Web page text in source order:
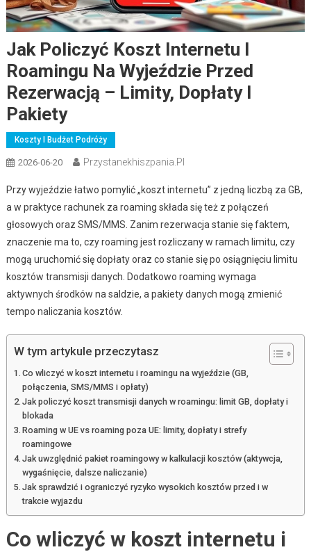
Jak Policzyć Koszt Internetu I
Roamingu Na Wyjeździe Przed
Rezerwacją – Limity, Dopłaty I
Pakiety
Koszty I Budżet Podróży
2026-06-20 Przystanekhiszpania.pl
Przy wyjeździe łatwo pomylić „koszt internetu” z jedną liczbą za GB,
a w praktyce rachunek za roaming składa się też z połączeń
głosowych oraz SMS/MMS. Zanim rezerwacja stanie się faktem,
znaczenie ma to, czy roaming jest rozliczany w ramach limitu, czy
mogą uruchomić się dopłaty oraz co stanie się po osiągnięciu limitu
kosztów transmisji danych. Dodatkowo roaming wymaga
aktywnych środków na saldzie, a pakiety danych mogą zmienić
tempo naliczania kosztów.
W tym artykule przeczytasz
Co wliczyć w koszt internetu i roamingu na wyjeździe (GB,
połączenia, SMS/MMS i opłaty)
Jak policzyć koszt transmisji danych w roamingu: limit GB, dopłaty i
blokada
Roaming w UE vs roaming poza UE: limity, dopłaty i strefy
roamingowe
Jak uwzględnić pakiet roamingowy w kalkulacji kosztów (aktywcja,
wygaśnięcie, dalsze naliczanie)
Jak sprawdzić i ograniczyć ryzyko wysokich kosztów przed i w
trakcie wyjazdu
Co wliczyć w koszt internetu i